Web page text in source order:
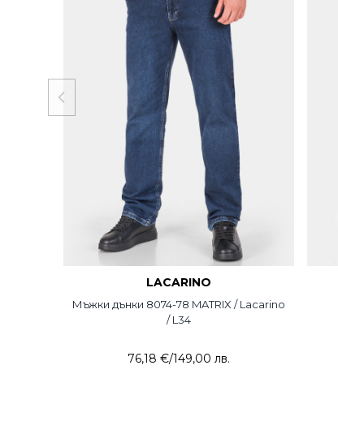
LACARINO
Мъжки дънки 8074-78 MATRIX / Lacarino
/ L34
76,18 €/149,00 лв.